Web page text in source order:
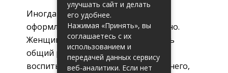
Иногда папа вправе осуществить
оформление в ЗАГСе самостоятельно.
Женщина, с которой у мужчины есть
общий ребенок, не уполномочена
воспитывать и содержать малолетнего,
улучшать сайт и делать
его удобнее.
Нажимая «Принять», вы
соглашаетесь с их
использованием и
передачей данных сервису
веб-аналитики. Если нет